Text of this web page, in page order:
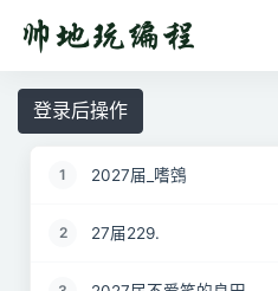
登录后操作
1 2027届_嗜鵼
2 27届229.